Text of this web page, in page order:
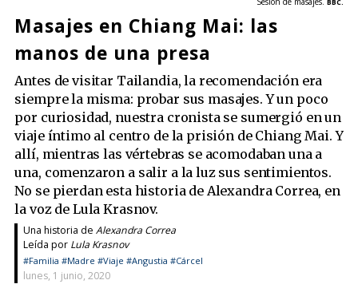
BBC.
Masajes en Chiang Mai: las
manos de una presa
Antes de visitar Tailandia, la recomendación era
siempre la misma: probar sus masajes. Y un poco
por curiosidad, nuestra cronista se sumergió en un
viaje íntimo al centro de la prisión de Chiang Mai. Y
allí, mientras las vértebras se acomodaban una a
una, comenzaron a salir a la luz sus sentimientos.
No se pierdan esta historia de Alexandra Correa, en
la voz de Lula Krasnov.
Una historia de Alexandra Correa
Leída por Lula Krasnov
#Familia #Madre #Viaje #Angustia #Cárcel
lunes, 1 junio, 2020